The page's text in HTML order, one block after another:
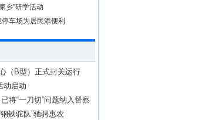
乡”研学活动
车场为居民添便利
（B型）正式封关运行
动启动
将“一刀切”问题纳入督察
铁驼队”驰骋惠农